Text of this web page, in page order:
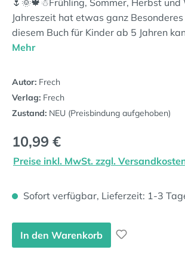
🌷🌞🍁☃Frühling, Sommer, Herbst und
Jahreszeit hat etwas ganz
diesem Buch für Kinder ab 5 Jahren
Mehr
Autor: Frech
Verlag: Frech
Zustand: NEU (Preisbindung aufgehoben)
Regulärer Preis:
10,99 €
Preise inkl. MwSt. zzgl.
Sofort verfügbar, Lieferzeit: 1-3
In den Warenkorb